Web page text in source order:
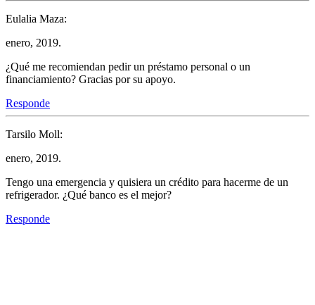
Eulalia Maza:
enero, 2019.
¿Qué me recomiendan pedir un préstamo personal o un
financiamiento? Gracias por su apoyo.
Responde
Tarsilo Moll:
enero, 2019.
Tengo una emergencia y quisiera un crédito para hacerme de un
refrigerador. ¿Qué banco es el mejor?
Responde